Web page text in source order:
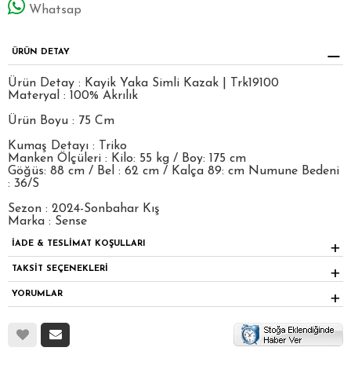
Whatsap
ÜRÜN DETAY
Ürün Detay : Kayik Yaka Simli Kazak | Trk19100
Materyal : 100% Akrılık
Ürün Boyu : 75 Cm
Kumaş Detayı : Triko
Manken Ölçüleri : Kilo: 55 kg / Boy: 175 cm
Göğüs: 88 cm / Bel : 62 cm / Kalça 89: cm Numune Bedeni
: 36/S
Sezon : 2024-Sonbahar Kış
Marka : Sense
İADE & TESLİMAT KOŞULLARI
TAKSİT SEÇENEKLERİ
YORUMLAR